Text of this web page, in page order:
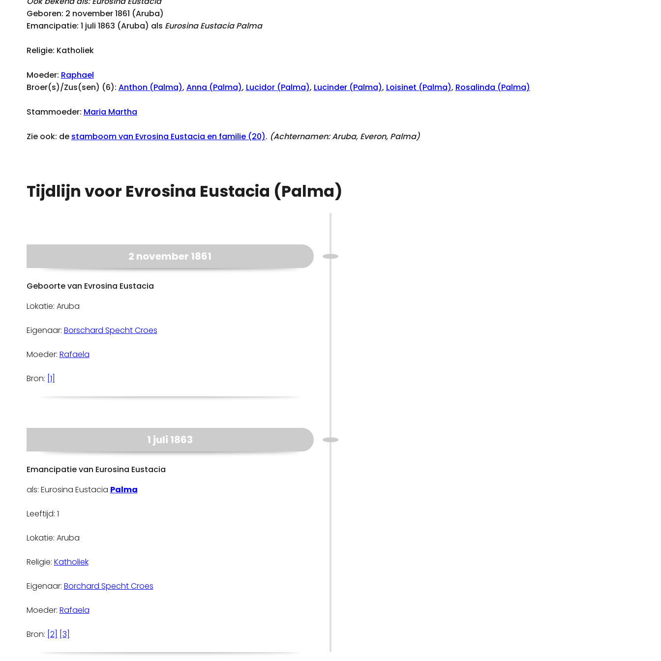
Geboren: 2 november 1861 (Aruba)
Emancipatie: 1 juli 1863 (Aruba) als Eurosina Eustacia Palma
Religie: Katholiek
Moeder: Raphael
Broer(s)/Zus(sen) (6): Anthon (Palma), Anna (Palma), Lucidor (Palma), Lucinder (Palma), Loisinet (Palma), Rosalinda (Palma)
Stammoeder: Maria Martha
Zie ook: de stamboom van Evrosina Eustacia en familie (20). (Achternamen:Aruba, Everon, Palma)
Tijdlijn voor Evrosina Eustacia (Palma)
2 november 1861
Geboorte van Evrosina Eustacia
Lokatie: Aruba
Eigenaar: Borschard Specht Croes
Moeder: Rafaela
Bron: [1]
1 juli 1863
Emancipatie van Eurosina Eustacia
als: Eurosina Eustacia Palma
Leeftijd: 1
Lokatie: Aruba
Religie: Katholiek
Eigenaar: Borchard Specht Croes
Moeder: Rafaela
Bron: [2] [3]